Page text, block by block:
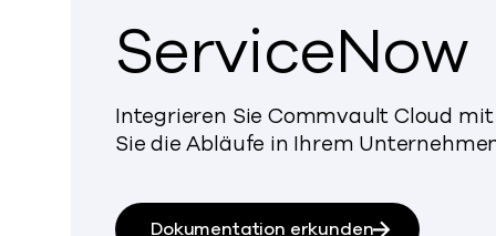
ServiceNow
Integrieren Sie Commvault Cloud
Sie die Abläufe in Ihrem
Dokumentation erkunden